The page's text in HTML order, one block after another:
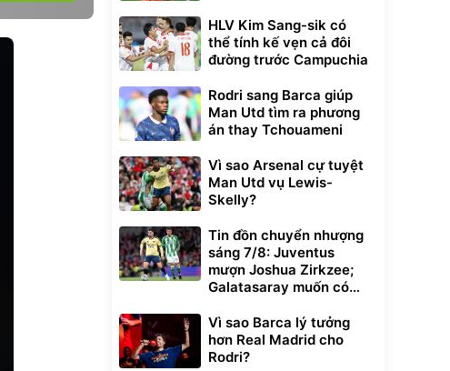
HLV Kim Sang-sik có
thể tính kế vẹn cả đôi
đường trước Campuchia
Rodri sang Barca giúp
Man Utd tìm ra phương
án thay Tchouameni
Vì sao Arsenal cự tuyệt
Man Utd vụ Lewis-
Skelly?
Tin đồn chuyển nhượng
sáng 7/8: Juventus
mượn Joshua Zirkzee;
Galatasaray muốn có
Vì sao Barca lý tưởng
hơn Real Madrid cho
Rodri?